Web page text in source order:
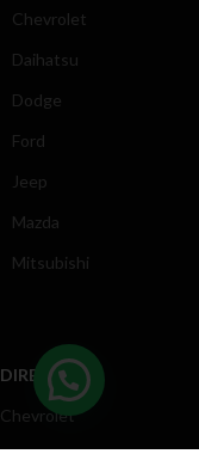
Chevrolet
Daihatsu
Dodge
Ford
Jeep
Mazda
Mitsubishi
DIRECCIÓN
Chevrolet